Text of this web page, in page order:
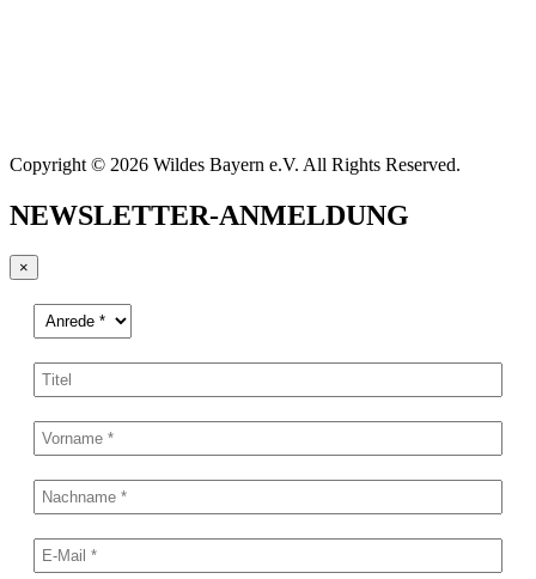
Copyright © 2026 Wildes Bayern e.V. All Rights Reserved.
NEWSLETTER-ANMELDUNG
×